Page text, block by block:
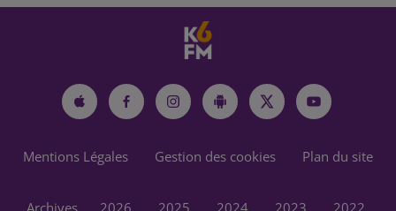
Mentions Légales Gestion des cookies Plan du site